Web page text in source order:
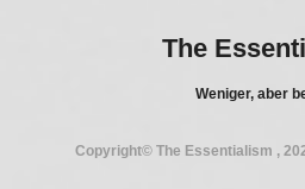
The
Weniger, aber
Copyright© The Essentialism ,